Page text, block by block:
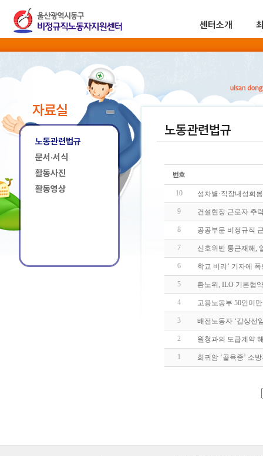
센터소개
자료실
노동관련법규
문서·서식
활동사진
활동영상
노동관련법규
10 성차별·직장내성희
9 건설현장 근로자 추
8 공공부문 비정규직
7 신호위반 통근재해,
6 학교 비리’ 기자에
5 환노위, ILO 기본협
4 고용노동부 50인미
3 배전노동자 ‘갑상선
2 원청과의 도급계약
1 희귀암 ‘골육종’ 소